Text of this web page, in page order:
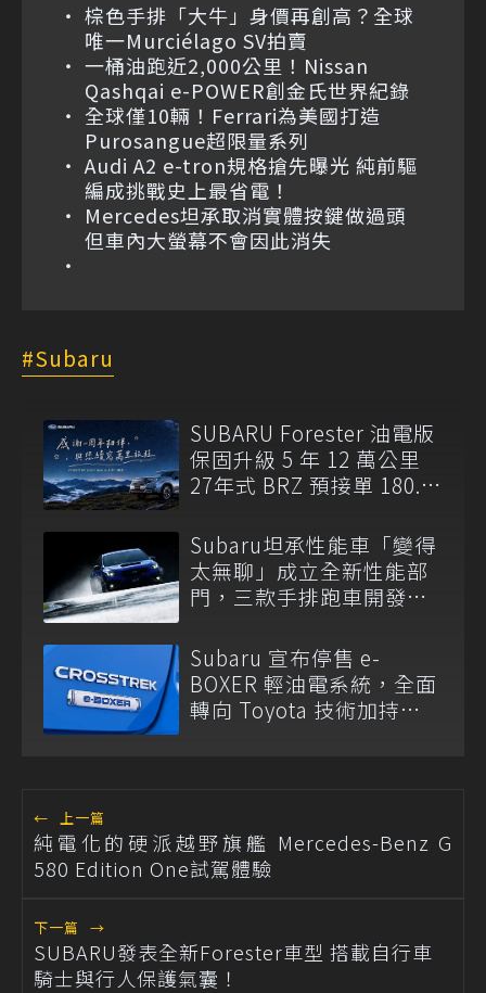
棕色手排「大牛」身價再創高？全球
唯一Murciélago SV拍賣
一桶油跑近2,000公里！Nissan
Qashqai e-POWER創金氏世界紀錄
全球僅10輛！Ferrari為美國打造
Purosangue超限量系列
Audi A2 e-tron規格搶先曝光 純前驅
編成挑戰史上最省電！
Mercedes坦承取消實體按鍵做過頭
但車內大螢幕不會因此消失
Subaru
SUBARU Forester 油電版
保固升級 5 年 12 萬公里
27年式 BRZ 預接單 180.8
Subaru坦承性能車「變得
太無聊」成立全新性能部
門，三款手排跑車開發
Subaru 宣布停售 e-
BOXER 輕油電系統，全面
轉向 Toyota 技術加持
← 上一篇
純電化的硬派越野旗艦 Mercedes-Benz G
580 Edition One試駕體驗
下一篇 →
SUBARU發表全新Forester車型 搭載自行車
騎士與行人保護氣囊！